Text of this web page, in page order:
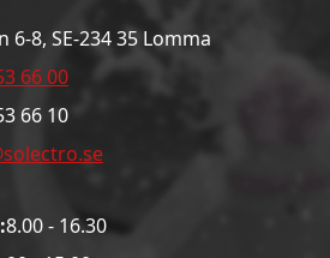
6-8, SE-234 35 Lomma
66 00
66 10
8.00 - 16.30